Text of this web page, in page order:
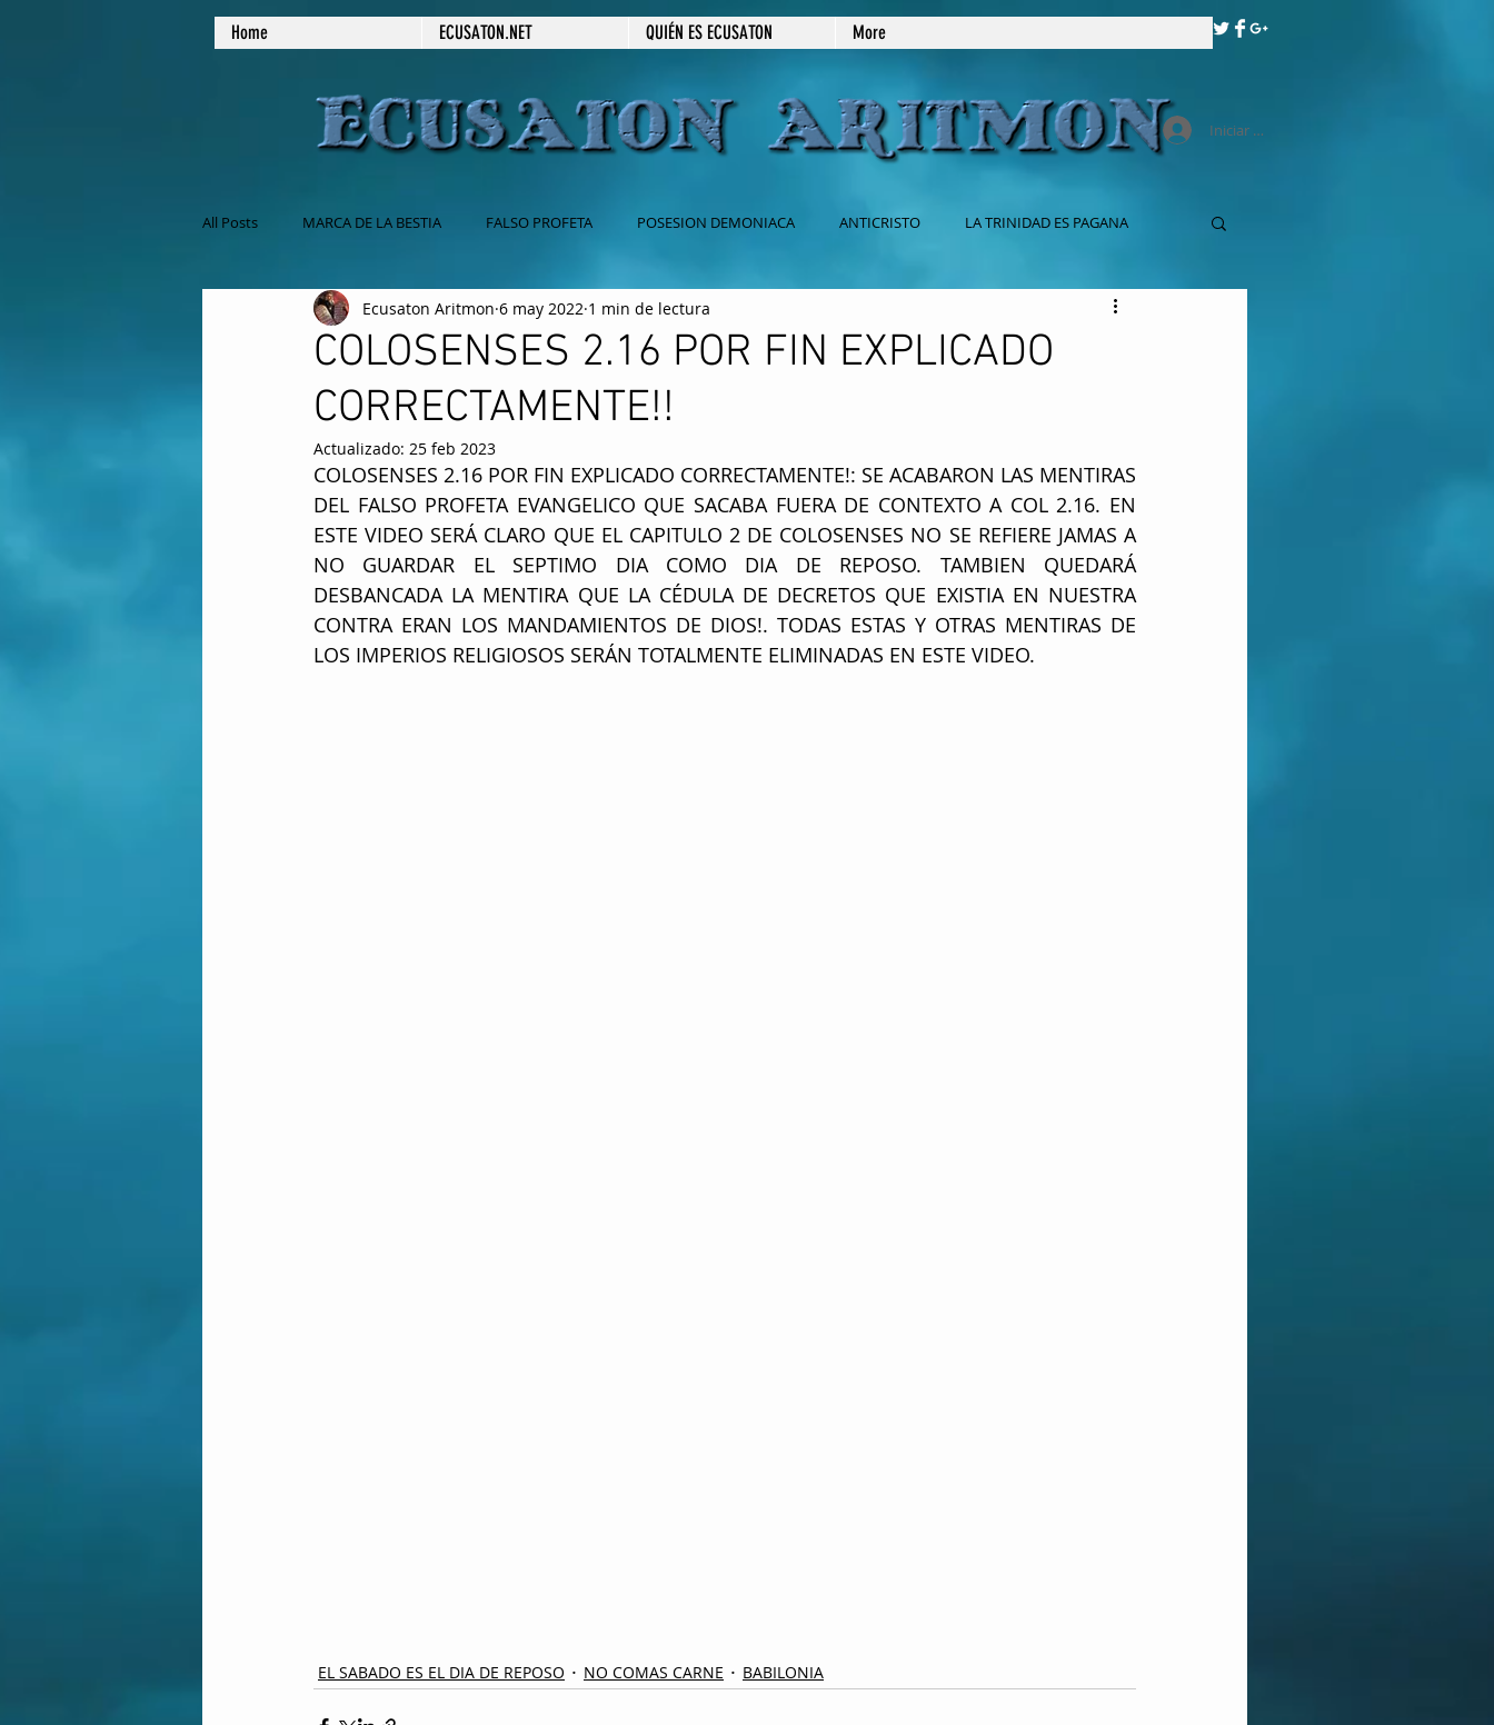
Home ECUSATON.NET QUIÉN ES ECUSATON More
Iniciar sesión
All Posts MARCA DE LA BESTIA FALSO PROFETA POSESION DEMONIACA ANTICRISTO LA TRINIDAD ES PAGANA
NO COMAS CARNE MASONERIA CATOLICA BABILONIA
EL SABADO ES EL DIA DE REPOSO ESPIRITISMO SECRETOS REVELADOS
COLOSENSES 2.16 POR FIN EXPLICADO
CORRECTAMENTE!!
Ecusaton Aritmon 6 may 2022 1 min de lectura
Actualizado: 25 feb 2023
COLOSENSES 2.16 POR FIN EXPLICADO CORRECTAMENTE!: SE ACABARON LAS MENTIRAS
DEL FALSO PROFETA EVANGELICO QUE SACABA FUERA DE CONTEXTO A COL 2.16. EN
ESTE VIDEO SERÁ CLARO QUE EL CAPITULO 2 DE COLOSENSES NO SE REFIERE JAMAS A
NO GUARDAR EL SEPTIMO DIA COMO DIA DE REPOSO. TAMBIEN QUEDARÁ
DESBANCADA LA MENTIRA QUE LA CÉDULA DE DECRETOS QUE EXISTIA EN NUESTRA
CONTRA ERAN LOS MANDAMIENTOS DE DIOS!. TODAS ESTAS Y OTRAS MENTIRAS DE
LOS IMPERIOS RELIGIOSOS SERÁN TOTALMENTE ELIMINADAS EN ESTE VIDEO.
EL SABADO ES EL DIA DE REPOSO NO COMAS CARNE BABILONIA